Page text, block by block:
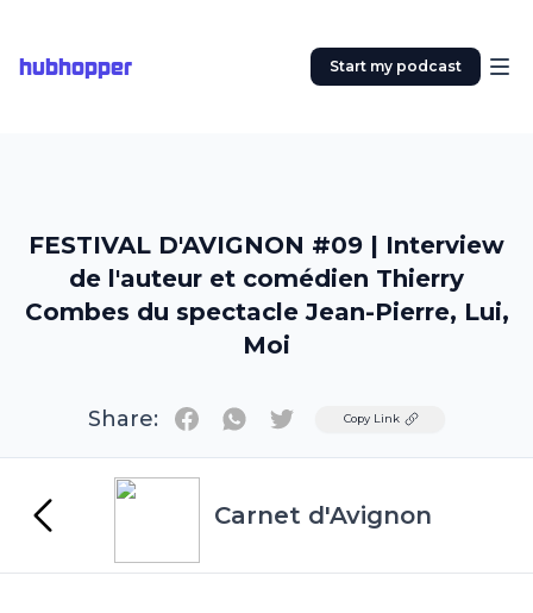
hubhopper Start my podcast
FESTIVAL D'AVIGNON #09 | Interview
de l'auteur et comédien Thierry
Combes du spectacle Jean-Pierre, Lui,
Moi
Share: TwitterCopy Link
Carnet d'Avignon